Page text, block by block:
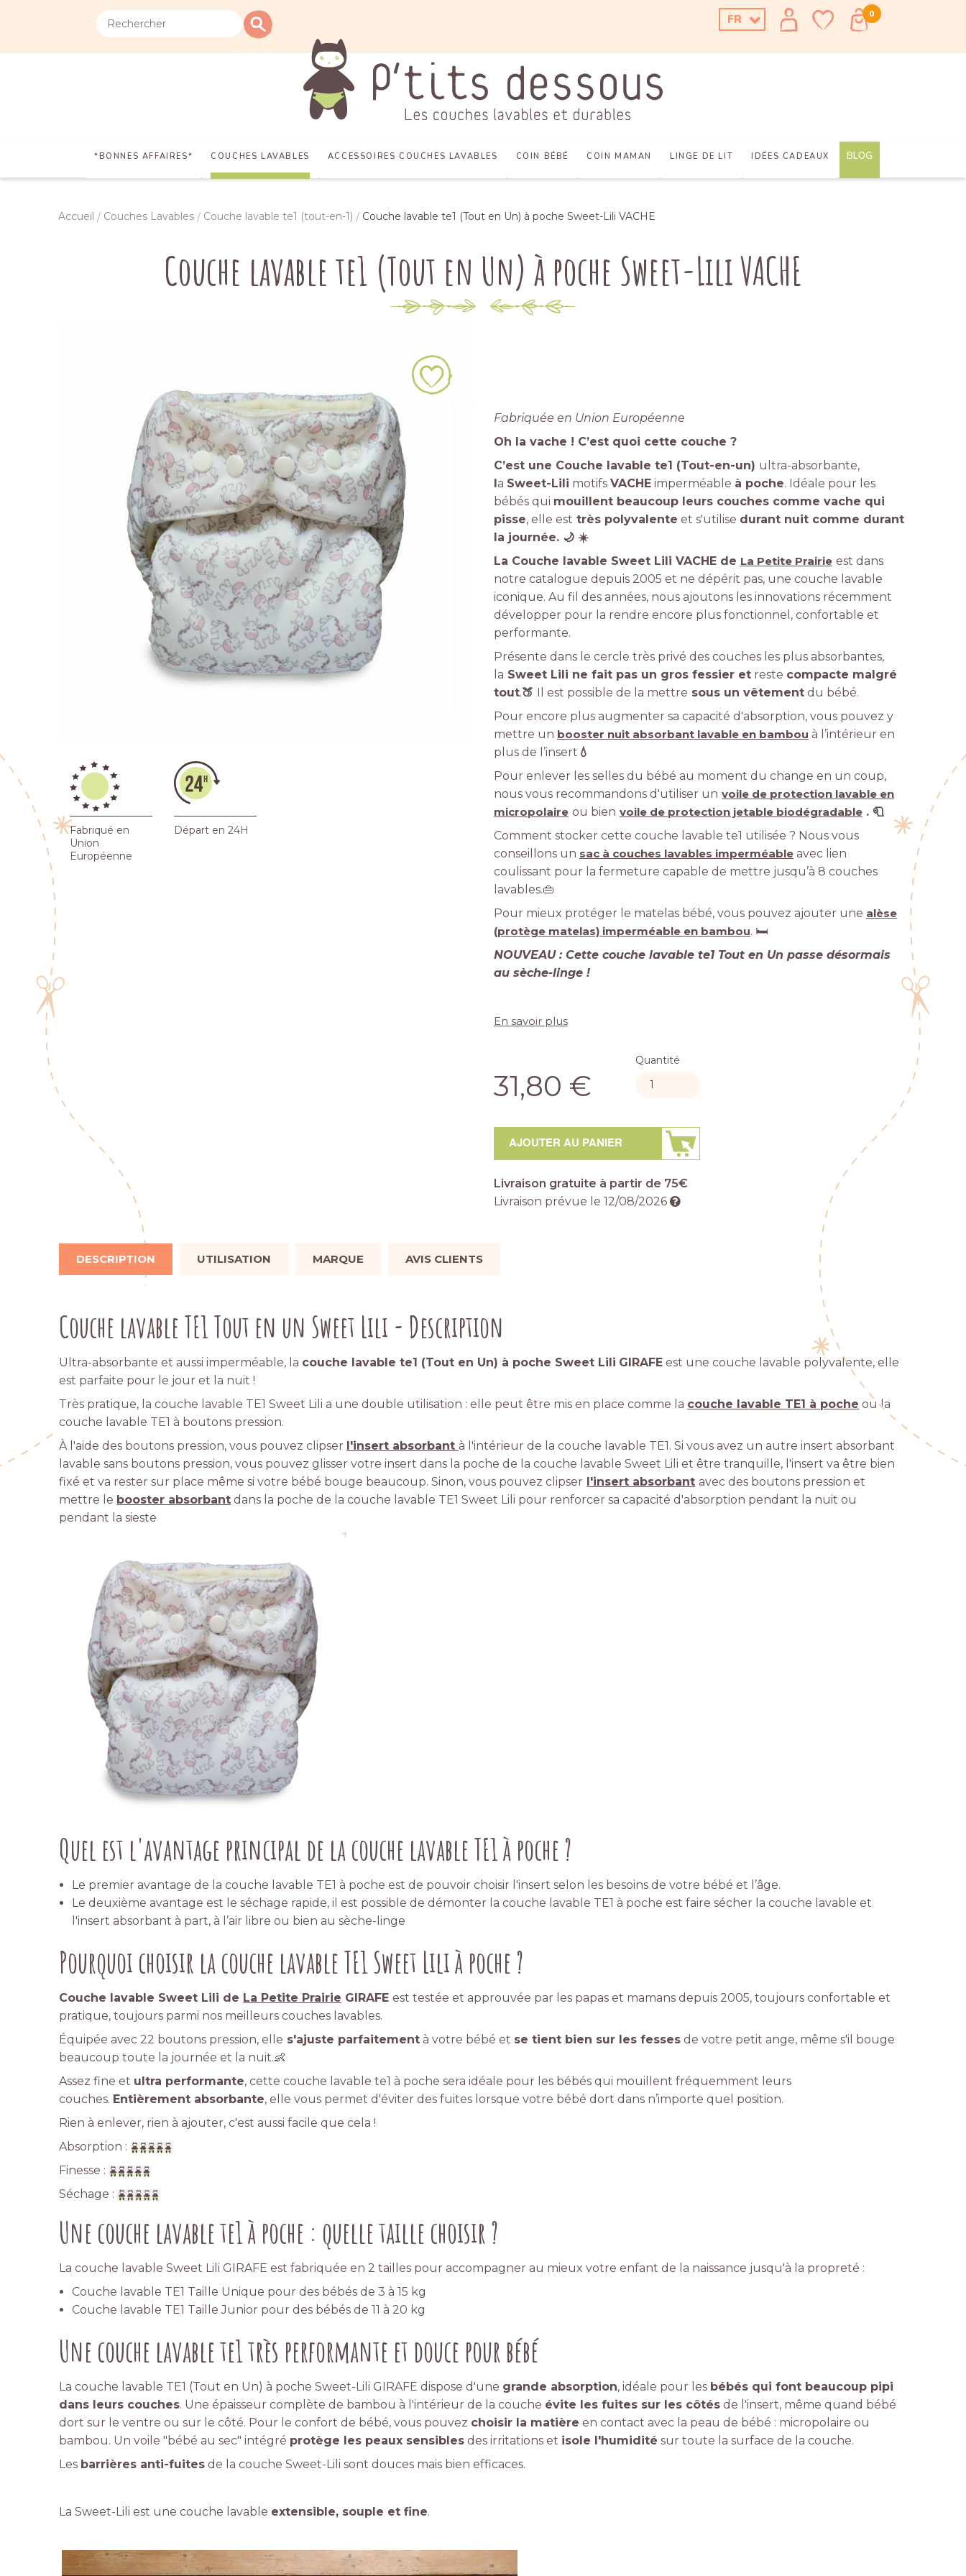
FR 0
*BONNES AFFAIRES* COUCHES LAVABLES ACCESSOIRES COUCHES LAVABLES COIN BÉBÉ COIN MAMAN LINGE DE LIT IDÉES CADEAUX BLOG
Accueil Couches Lavables Couche lavable te1 (tout-en-1) Couche lavable te1 (Tout en Un) à poche Sweet-Lili VACHE
Couche lavable te1 (Tout en Un) à poche Sweet-Lili VACHE
Fabriqué en
Union
Européenne
Départ en 24H
Fabriquée en Union Européenne
Oh la vache ! C’est quoi cette couche ?
C’est une Couche lavable te1 (Tout-en-un) ultra-absorbante,
la Sweet-Lili motifs VACHE imperméable à poche. Idéale pour les
bébés qui mouillent beaucoup leurs couches comme vache qui
pisse, elle est très polyvalente et s'utilise durant nuit comme durant
la journée. 🌙 ☀
La Couche lavable Sweet Lili VACHE de La Petite Prairie est dans
notre catalogue depuis 2005 et ne dépérit pas, une couche lavable
iconique. Au fil des années, nous ajoutons les innovations récemment
développer pour la rendre encore plus fonctionnel, confortable et
performante.
Présente dans le cercle très privé des couches les plus absorbantes,
la Sweet Lili ne fait pas un gros fessier et reste compacte malgré
tout.🍑 Il est possible de la mettre sous un vêtement du bébé.
Pour encore plus augmenter sa capacité d'absorption, vous pouvez y
mettre un booster nuit absorbant lavable en bambou à l’intérieur en
plus de l’insert 💧
Pour enlever les selles du bébé au moment du change en un coup,
nous vous recommandons d'utiliser un voile de protection lavable en
micropolaire ou bien voile de protection jetable biodégradable . 🧻
Comment stocker cette couche lavable te1 utilisée ? Nous vous
conseillons un sac à couches lavables imperméable avec lien
coulissant pour la fermeture capable de mettre jusqu’à 8 couches
lavables.👜
Pour mieux protéger le matelas bébé, vous pouvez ajouter une alèse
(protège matelas) imperméable en bambou. 🛏️
NOUVEAU : Cette couche lavable te1 Tout en Un passe désormais
au sèche-linge !
En savoir plus
Quantité
31,80 €
AJOUTER AU PANIER
Livraison gratuite à partir de 75€
Livraison prévue le 12/08/2026
DESCRIPTION UTILISATION MARQUE AVIS CLIENTS
Couche lavable TE1 Tout en un Sweet Lili - Description
Ultra-absorbante et aussi imperméable, la couche lavable te1 (Tout en Un) à poche Sweet Lili GIRAFE est une couche lavable polyvalente, elle
est parfaite pour le jour et la nuit !
Très pratique, la couche lavable TE1 Sweet Lili a une double utilisation : elle peut être mis en place comme la couche lavable TE1 à poche ou la
couche lavable TE1 à boutons pression.
À l'aide des boutons pression, vous pouvez clipser l'insert absorbantà l'intérieur de la couche lavable TE1. Si vous avez un autre insert absorbant
lavable sans boutons pression, vous pouvez glisser votre insert dans la poche de la couche lavable Sweet Lili et être tranquille, l'insert va être bien
fixé et va rester sur place même si votre bébé bouge beaucoup. Sinon, vous pouvez clipser l'insert absorbant avec des boutons pression et
mettre le booster absorbant dans la poche de la couche lavable TE1 Sweet Lili pour renforcer sa capacité d'absorption pendant la nuit ou
pendant la sieste
Quel est l'avantage principal de la couche lavable TE1 à poche ?
Le premier avantage de la couche lavable TE1 à poche est de pouvoir choisir l'insert selon les besoins de votre bébé et l’âge.
Le deuxième avantage est le séchage rapide, il est possible de démonter la couche lavable TE1 à poche est faire sécher la couche lavable et
l'insert absorbant à part, à l’air libre ou bien au sèche-linge
Pourquoi choisir la couche lavable TE1 Sweet Lili à poche ?
Couche lavable Sweet Lili de La Petite Prairie GIRAFEest testée et approuvée par les papas et mamans depuis 2005, toujours confortable et
pratique, toujours parmi nos meilleurs couches lavables.
Équipée avec 22 boutons pression, elle s'ajuste parfaitement à votre bébé et se tient bien sur les fesses de votre petit ange, même s'il bouge
beaucoup toute la journée et la nuit.👶
Assez fine et ultra performante, cette couche lavable te1 à poche sera idéale pour les bébés qui mouillent fréquemment leurs
couches. Entièrement absorbante, elle vous permet d'éviter des fuites lorsque votre bébé dort dans n’importe quel position.
Rien à enlever, rien à ajouter, c'est aussi facile que cela !
Absorption :
Finesse :
Séchage :
Une couche lavable te1 à poche : quelle taille choisir ?
La couche lavable Sweet Lili GIRAFE est fabriquée en 2 tailles pour accompagner au mieux votre enfant de la naissance jusqu'à la propreté :
Couche lavable TE1 Taille Unique pour des bébés de 3 à 15 kg
Couche lavable TE1 Taille Junior pour des bébés de 11 à 20 kg
Une couche lavable te1 très performante et douce pour bébé
La couche lavable TE1 (Tout en Un) à poche Sweet-Lili GIRAFE dispose d'une grande absorption, idéale pour les bébés qui font beaucoup pipi
dans leurs couches. Une épaisseur complète de bambou à l'intérieur de la couche évite les fuites sur les côtés de l'insert, même quand bébé
dort sur le ventre ou sur le côté. Pour le confort de bébé, vous pouvez choisir la matière en contact avec la peau de bébé : micropolaire ou
bambou. Un voile "bébé au sec" intégré protège les peaux sensibles des irritations et isole l'humidité sur toute la surface de la couche.
Les barrières anti-fuites de la couche Sweet-Lili sont douces mais bien efficaces.
La Sweet-Lili est une couche lavable extensible, souple et fine.